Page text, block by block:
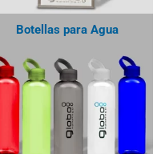
Botellas para Agua